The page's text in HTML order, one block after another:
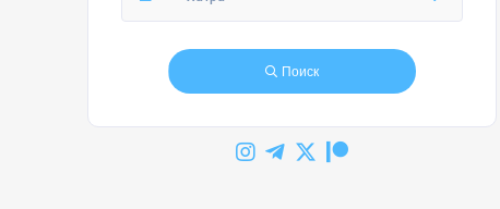
Поиск